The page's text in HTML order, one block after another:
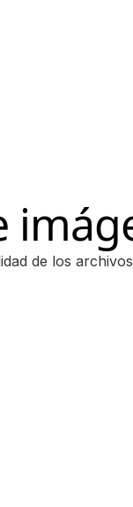
de los archivos